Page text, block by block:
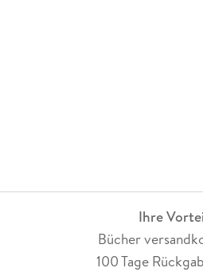
Ihre
Bücher
100 Tage